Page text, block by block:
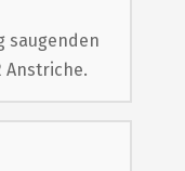
saugenden
Anstriche.